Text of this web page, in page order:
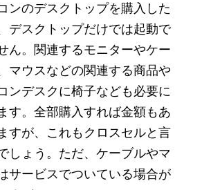
ンのデスクトップを購入した
デスクトップだけでは起動で
ん。関連するモニターやケー
マウスなどの関連する商品や
ンデスクに椅子なども必要に
す。全部購入すれば金額もあ
すが、これもクロスセルと言
しょう。ただ、ケーブルやマ
サービスでついている場合が